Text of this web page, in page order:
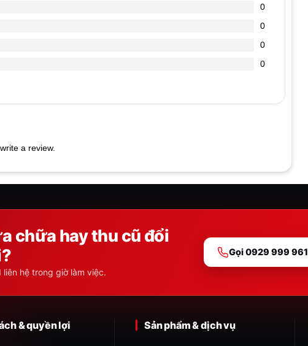
0
0
0
0
a review.
chữa hay thu cũ đổi
liên hệ trong giờ làm việc.
Gọi 0929 999 961
& quyền lợi Sản phẩm & dịch vụ